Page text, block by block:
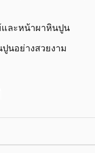
ละหน้าผาหินปูน
นอย่างสวยงาม